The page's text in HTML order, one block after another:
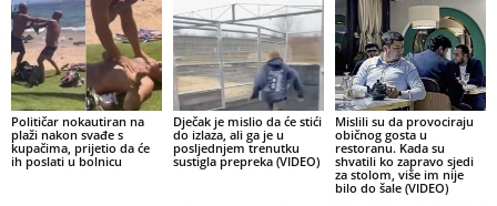
Političar nokautiran na
plaži nakon svađe s
kupačima, prijetio da će
ih poslati u bolnicu
Dječak je mislio da će stići
do izlaza, ali ga je u
posljednjem trenutku
sustigla prepreka (VIDEO)
Mislili su da provociraju
običnog gosta u
restoranu. Kada su
shvatili ko zapravo sjedi
za stolom, više im nije
bilo do šale (VIDEO)